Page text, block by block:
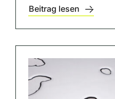
Beitrag lesen